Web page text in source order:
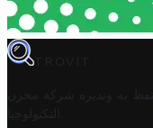
TROVIT
به وتديره
شركة مخزن
التكنولوجيا